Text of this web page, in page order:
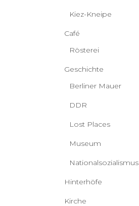
Kiez-Kneipe
Café
Rösterei
Geschichte
Berliner Mauer
DDR
Lost Places
Museum
Nationalsozialismus
Hinterhöfe
Kirche